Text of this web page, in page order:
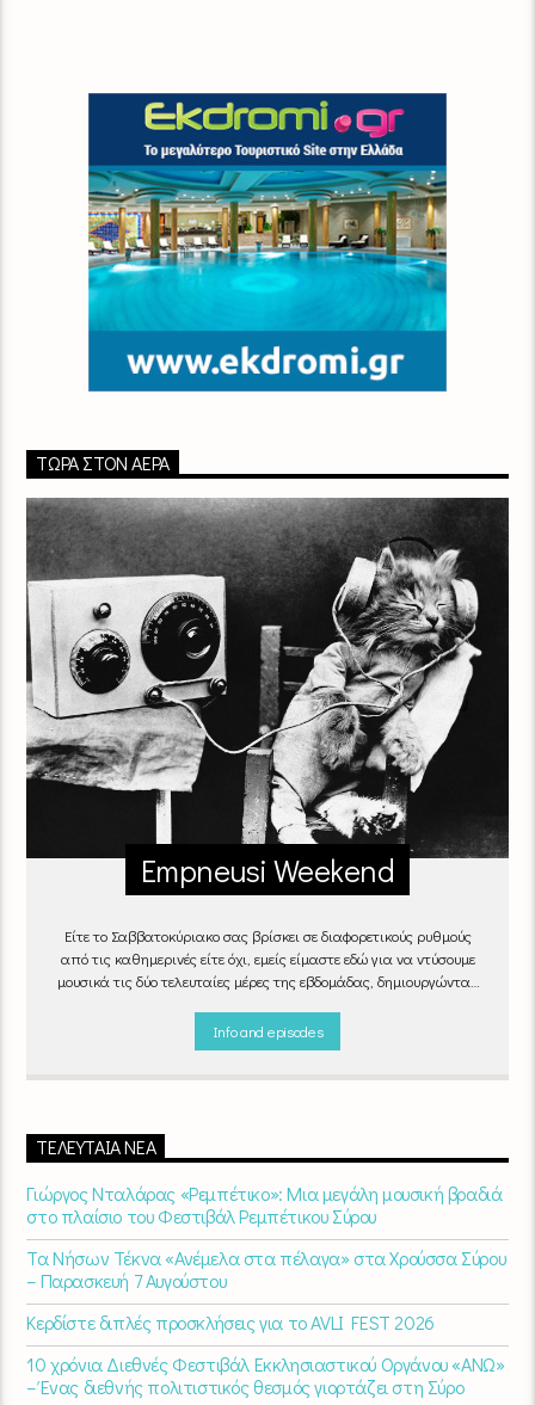
ΤΏΡΑ ΣΤΟΝ ΑΈΡΑ
Empneusi Weekend
Είτε το Σαββατοκύριακο σας βρίσκει σε διαφορετικούς ρυθμούς
από τις καθημερινές είτε όχι, εμείς είμαστε εδώ για να ντύσουμε
μουσικά τις δύο τελευταίες μέρες της εβδομάδας, δημιουργώντας
Info and episodes
ΤΕΛΕΥΤΑΊΑ ΝΈΑ
Γιώργος Νταλάρας «Ρεμπέτικο»: Μια μεγάλη μουσική βραδιά
στο πλαίσιο του Φεστιβάλ Ρεμπέτικου Σύρου
Τα Νήσων Τέκνα «Ανέμελα στα πέλαγα» στα Χρούσσα Σύρου
– Παρασκευή 7 Αυγούστου
Κερδίστε διπλές προσκλήσεις για το AVLI FEST 2026
10 χρόνια Διεθνές Φεστιβάλ Εκκλησιαστικού Οργάνου «ΑΝΩ»
– Ένας διεθνής πολιτιστικός θεσμός γιορτάζει στη Σύρο​